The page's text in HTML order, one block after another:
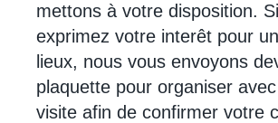
mettons à votre disposition.
exprimez votre interêt pour
lieux, nous vous envoyons
plaquette pour organiser
visite afin de confirmer votre